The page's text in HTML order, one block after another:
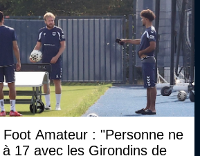
Amateur : "Personne ne
à 17 avec les Girondins de